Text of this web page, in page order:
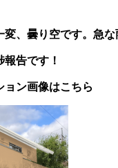
、曇り空です。急な
告です！
ン画像はこちら